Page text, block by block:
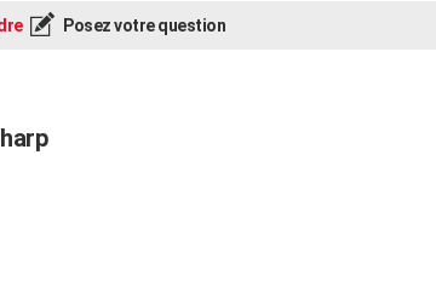
Posez votre question